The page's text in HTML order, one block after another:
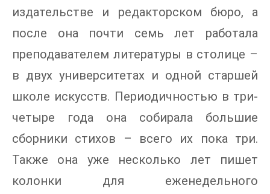
издательстве и редакторском бюро, а
после она почти семь лет работала
преподавателем литературы в столице –
в двух университетах и одной старшей
школе искусств. Периодичностью в три-
четыре года она собирала большие
сборники стихов – всего их пока три.
Также она уже несколько лет пишет
колонки для еженедельного